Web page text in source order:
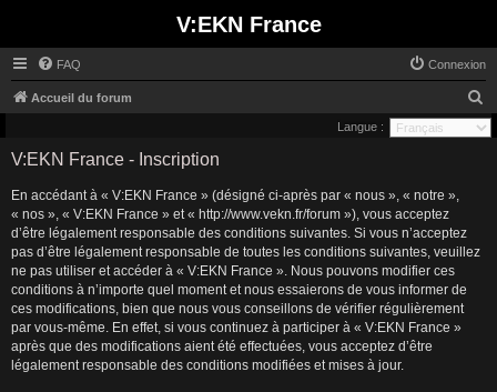
V:EKN France
FAQ Connexion
Accueil du forum
e
Langue :
V:EKN France - Inscription
En accédant à « V:EKN France » (désigné ci-après par « nous », « notre »,
« nos », « V:EKN France » et « http://www.vekn.fr/forum »), vous acceptez
d’être légalement responsable des conditions suivantes. Si vous n’acceptez
pas d’être légalement responsable de toutes les conditions suivantes, veuillez
ne pas utiliser et accéder à « V:EKN France ». Nous pouvons modifier ces
conditions à n’importe quel moment et nous essaierons de vous informer de
ces modifications, bien que nous vous conseillons de vérifier régulièrement
par vous-même. En effet, si vous continuez à participer à « V:EKN France »
après que des modifications aient été effectuées, vous acceptez d’être
légalement responsable des conditions modifiées et mises à jour.